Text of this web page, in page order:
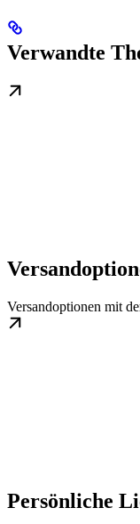
Verwandte
Versandoptionen mit
Persönliche